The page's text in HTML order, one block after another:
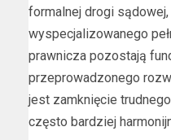
formalnej drogi
wyspecjalizowanego
prawnicza pozostają
przeprowadzonego
jest zamknięcie
często bardziej